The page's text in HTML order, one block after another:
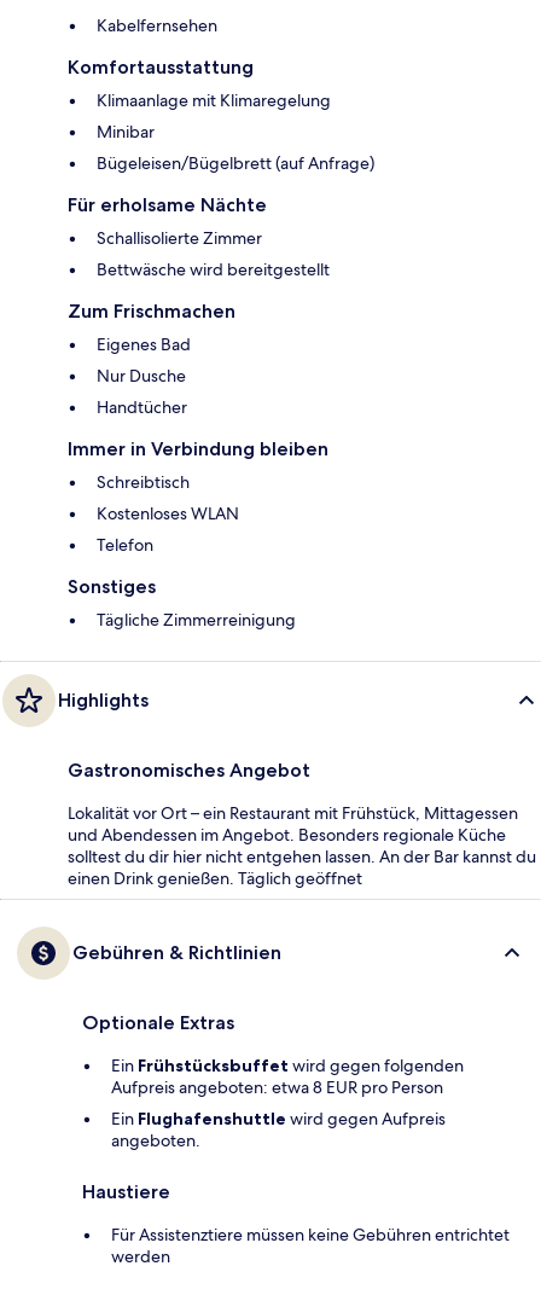
Kabelfernsehen
Komfortausstattung
Klimaanlage mit Klimaregelung
Minibar
Bügeleisen/Bügelbrett (auf Anfrage)
Für erholsame Nächte
Schallisolierte Zimmer
Bettwäsche wird bereitgestellt
Zum Frischmachen
Eigenes Bad
Nur Dusche
Handtücher
Immer in Verbindung bleiben
Schreibtisch
Kostenloses WLAN
Telefon
Sonstiges
Tägliche Zimmerreinigung
Highlights
Gastronomisches Angebot
Lokalität vor Ort – ein Restaurant mit Frühstück, Mittagessen
und Abendessen im Angebot. Besonders regionale Küche
solltest du dir hier nicht entgehen lassen. An der Bar kannst du
einen Drink genießen. Täglich geöffnet
Gebühren & Richtlinien
Optionale Extras
Ein Frühstücksbuffet wird gegen folgenden
Aufpreis angeboten: etwa 8 EUR pro Person
Ein Flughafenshuttle wird gegen Aufpreis
angeboten.
Haustiere
Für Assistenztiere müssen keine Gebühren entrichtet
werden